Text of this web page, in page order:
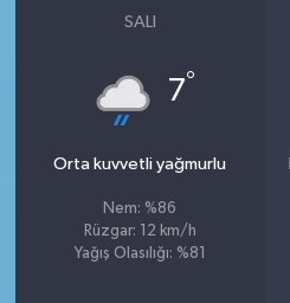
SALI
7°
Orta kuvvetli yağmurlu
Nem: %86
Rüzgar: 12 km/h
Yağış Olasılığı: %81